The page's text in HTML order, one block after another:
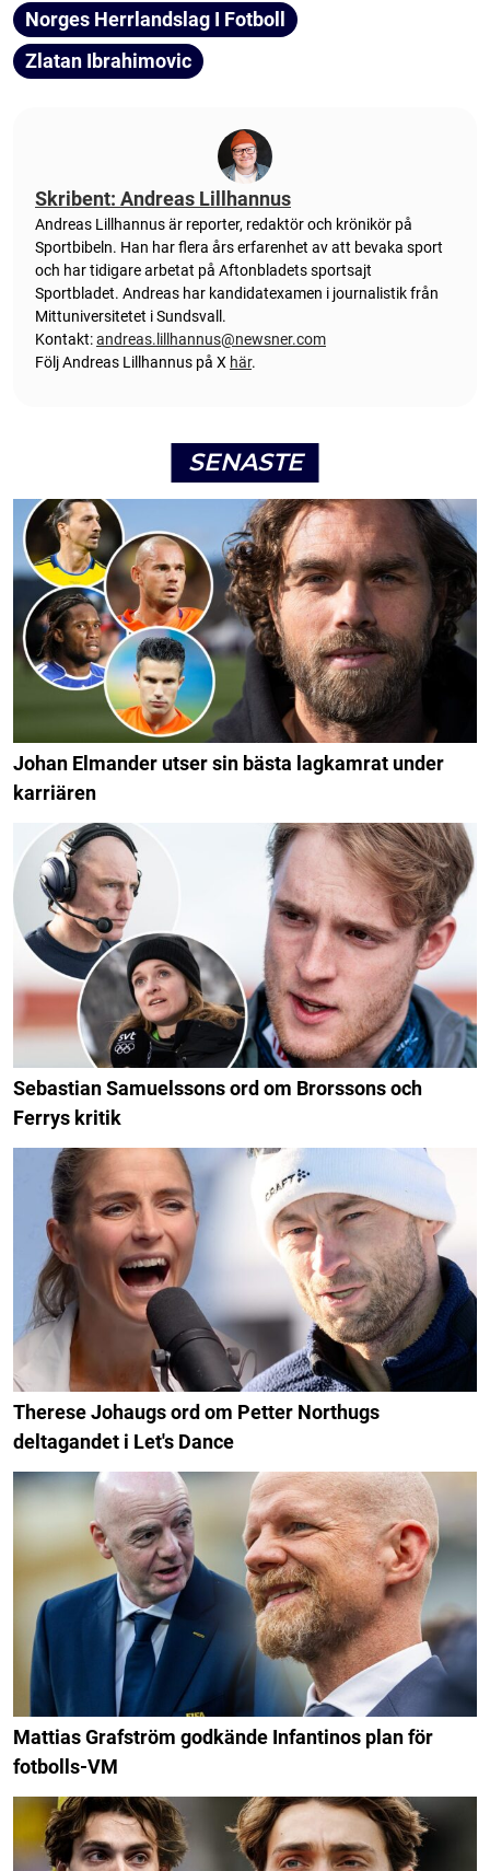
Norges Herrlandslag I Fotboll
Zlatan Ibrahimovic
Skribent: Andreas Lillhannus
Andreas Lillhannus är reporter, redaktör och krönikör på
Sportbibeln. Han har flera års erfarenhet av att bevaka sport
och har tidigare arbetat på Aftonbladets sportsajt
Sportbladet. Andreas har kandidatexamen i journalistik från
Mittuniversitetet i Sundsvall.
Kontakt:andreas.lillhannus@newsner.com
Följ Andreas Lillhannus på X här.
SENASTE
Johan Elmander utser sin bästa lagkamrat under
karriären
Sebastian Samuelssons ord om Brorssons och
Ferrys kritik
Therese Johaugs ord om Petter Northugs
deltagandet i Let's Dance
Mattias Grafström godkände Infantinos plan för
fotbolls-VM